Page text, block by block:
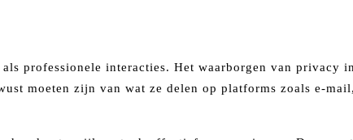
professionele interacties. Het waarborgen van privacy
moeten zijn van wat ze delen op platforms zoals e-